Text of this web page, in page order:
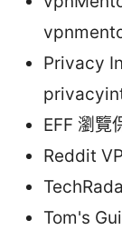
Privacy
EFF 瀏覽
Reddit
Tom's